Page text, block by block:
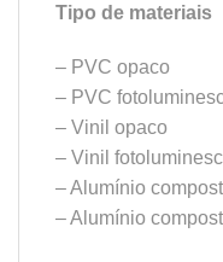
Tipo de materiais
– PVC opaco
– PVC
– Vinil opaco
– Vinil
– Alumínio
– Alumínio